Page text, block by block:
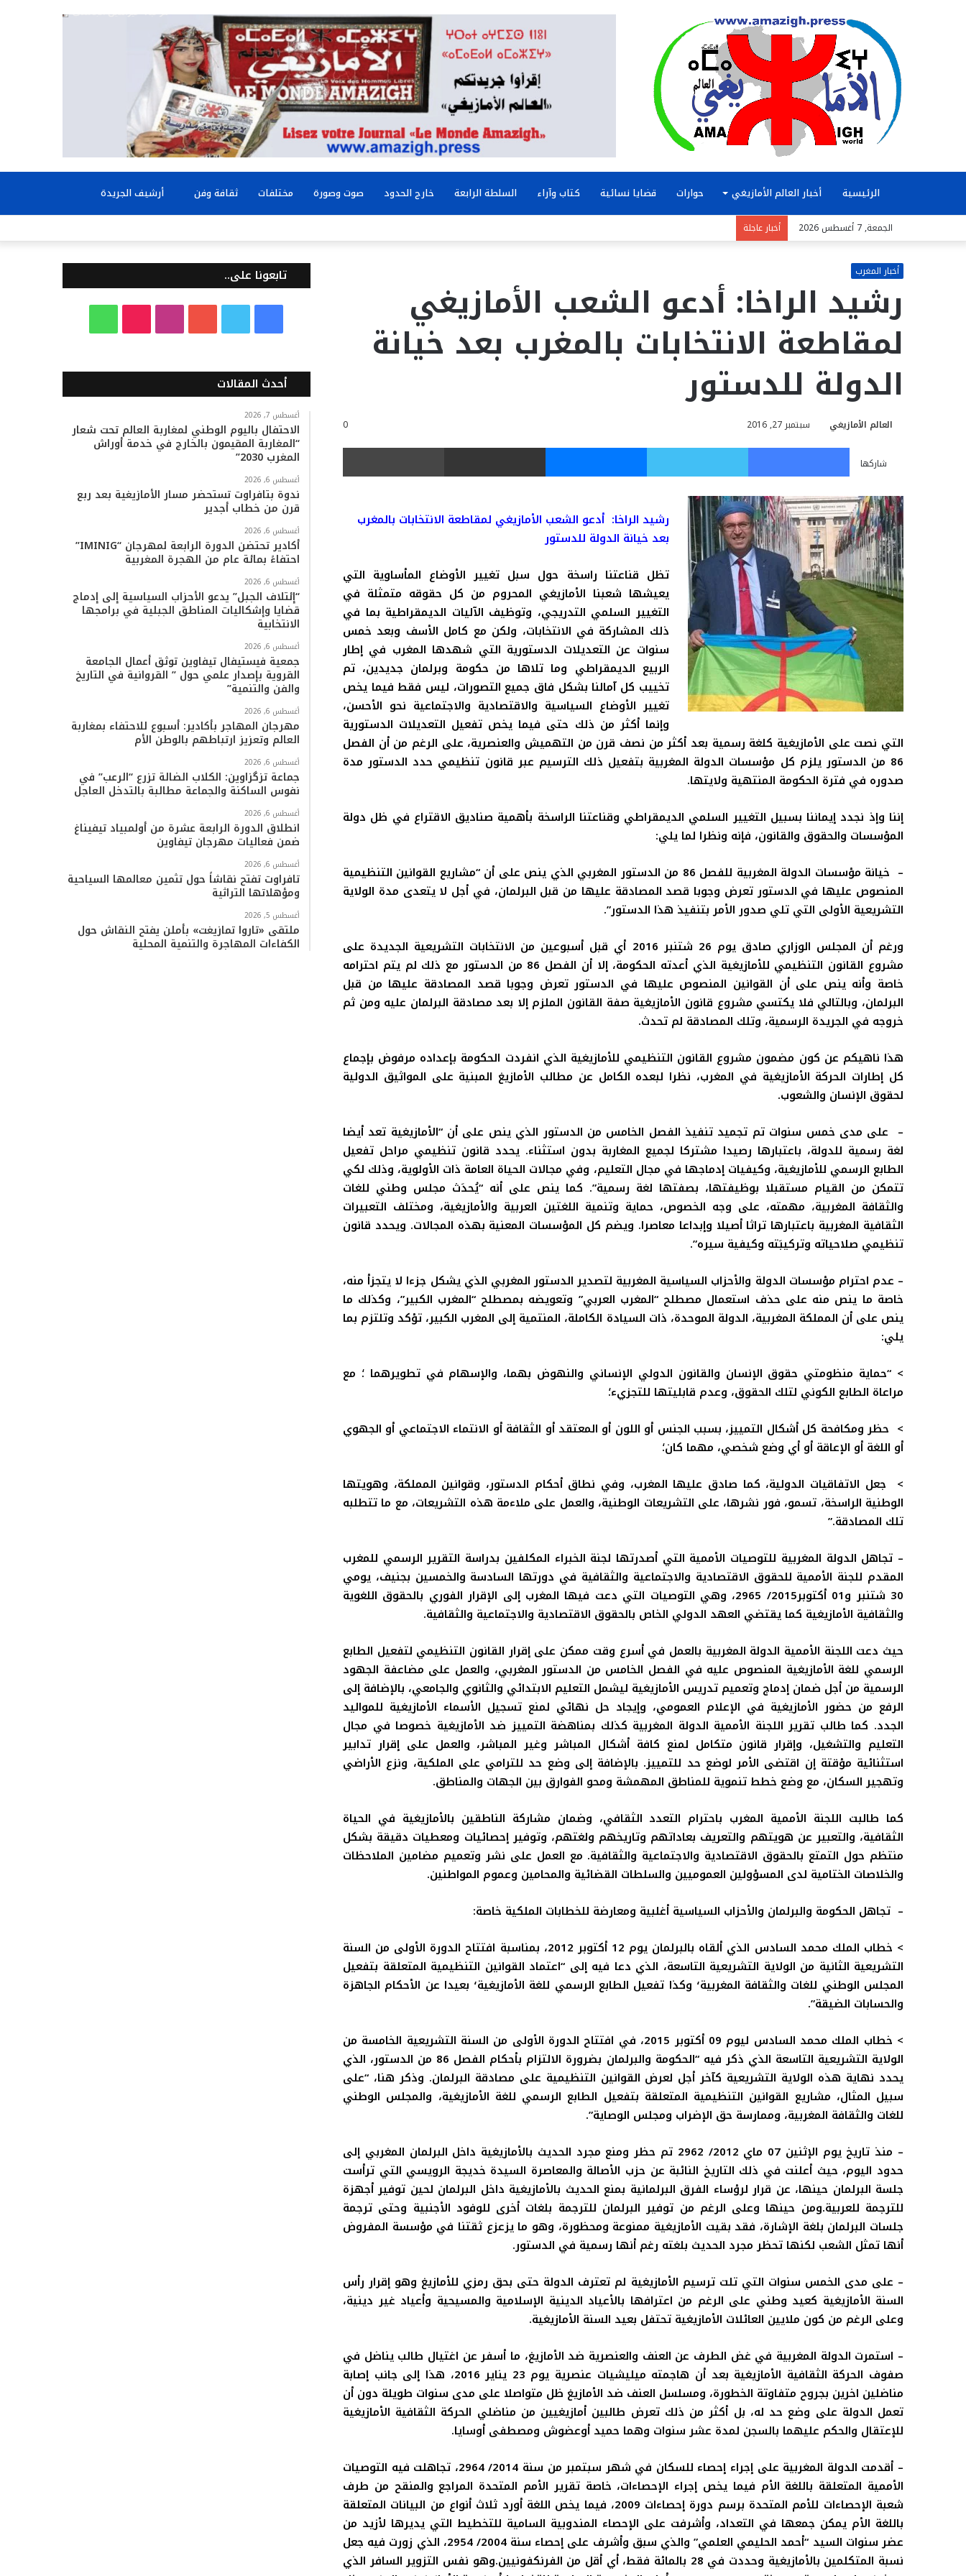
الرئيسية أخبار العالم الأمازيغي حوارات قضايا نسائية كتاب وآراء السلطة الرابعة خارج الحدود صوت وصورة مختلفات ثقافة وفن أرشيف الجريدة
عن
الجمعة, 7 أغسطس 2026 أخبار عاجلة
أخبار المغرب
رشيد الراخا: أدعو الشعب الأمازيغي
لمقاطعة الانتخابات بالمغرب بعد خيانة
الدولة للدستور
العالم الأمازيغي سبتمبر 27, 2016 0
شاركها
فيسبوك تويتر ماسنجر مشاركة عبر البريد
رشيد الراخا: أدعو الشعب الأمازيغي لمقاطعة الانتخابات بالمغرب
بعد خيانة الدولة للدستور
تظل قناعتنا راسخة حول سبل تغيير الأوضاع المأساوية التي
يعيشها شعبنا الأمازيغي المحروم من كل حقوقه متمثلة في
التغيير السلمي التدريجي، وتوظيف الآليات الديمقراطية بما في
ذلك المشاركة في الانتخابات، ولكن مع كامل الأسف وبعد خمس
سنوات عن التعديلات الدستورية التي شهدها المغرب في إطار
الربيع الديمقراطي وما تلاها من حكومة وبرلمان جديدين، تم
تخييب كل آمالنا بشكل فاق جميع التصورات، ليس فقط فيما يخص
تغيير الأوضاع السياسية والاقتصادية والاجتماعية نحو الأحسن،
وإنما أكثر من ذلك حتى فيما يخص تفعيل التعديلات الدستورية
التي نصت على الأمازيغية كلغة رسمية بعد أكثر من نصف قرن من التهميش والعنصرية، على الرغم من أن الفصل
86 من الدستور يلزم كل مؤسسات الدولة المغربية بتفعيل ذلك الترسيم عبر قانون تنظيمي حدد الدستور مدة
صدوره في فترة الحكومة المنتهية ولايتها.
إننا وإذ نجدد إيماننا بسبيل التغيير السلمي الديمقراطي وقناعتنا الراسخة بأهمية صناديق الاقتراع في ظل دولة
المؤسسات والحقوق والقانون، فإنه ونظرا لما يلي:
– خيانة
مؤسسات الدولة المغربية للفصل 86 من الدستور المغربي الذي ينص على أن “مشاريع القوانين التنظيمية
المنصوص عليها في الدستور تعرض وجوبا قصد المصادقة عليها من قبل البرلمان، في أجل لا يتعدى مدة الولاية
التشريعية الأولى التي تلي صدور الأمر بتنفيذ هذا الدستور”.
ورغم أن المجلس الوزاري
صادق يوم 26 شتنبر 2016 أي قبل أسبوعين من الانتخابات التشريعية الجديدة على
مشروع القانون التنظيمي للأمازيغية الذي أعدته الحكومة، إلا أن الفصل 86 من الدستور مع ذلك لم يتم احترامه
خاصة وأنه ينص على أن القوانين المنصوص عليها في الدستور تعرض وجوبا قصد المصادقة عليها من قبل
البرلمان، وبالتالي فلا يكتسي مشروع قانون الأمازيغية صفة القانون الملزم إلا بعد مصادقة البرلمان عليه ومن ثم
خروجه في الجريدة الرسمية، وتلك المصادقة لم تحدث.
هذا ناهيكم عن كون مضمون مشروع القانون التنظيمي للأمازيغية الذي انفردت الحكومة بإعداده مرفوض بإجماع
كل إطارات الحركة الأمازيغية في المغرب، نظرا لبعده الكامل عن مطالب الأمازيغ المبنية على المواثيق الدولية
لحقوق الإنسان والشعوب.
– على مدى خمس سنوات تم تجميد تنفيذ الفصل الخامس من الدستور الذي ينص على أن “الأمازيغية تعد أيضا
لغة رسمية للدولة، باعتبارها رصيدا مشتركا لجميع المغاربة بدون استثناء. يحدد قانون تنظيمي مراحل تفعيل
الطابع الرسمي للأمازيغية، وكيفيات إدماجها في مجال التعليم، وفي مجالات الحياة العامة ذات الأولوية، وذلك لكي
تتمكن من القيام مستقبلا بوظيفتها، بصفتها لغة رسمية”. كما ينص على أنه “يُحدَث مجلس وطني للغات
والثقافة المغربية، مهمته، على وجه الخصوص، حماية وتنمية اللغتين العربية والأمازيغية، ومختلف التعبيرات
الثقافية المغربية باعتبارها تراثا أصيلا وإبداعا معاصرا. ويضم كل المؤسسات المعنية بهذه المجالات. ويحدد قانون
تنظيمي صلاحياته وتركيبَته وكيفية سيره”.
– عدم احترام مؤسسات الدولة والأحزاب السياسية المغربية لتصدير الدستور المغربي الذي يشكل جزءا لا يتجزأ منه،
خاصة ما ينص منه على حذف استعمال مصطلح “المغرب العربي” وتعويضه بمصطلح “المغرب الكبير”، وكذلك ما
ينص على أن المملكة المغربية، الدولة الموحدة، ذات السيادة الكاملة، المنتمية إلى المغرب الكبير، تؤكد وتلتزم بما
يلي:
> “حماية منظومتي حقوق الإنسان والقانون الدولي الإنساني والنهوض بهما، والإسهام في تطويرهما ؛ مع
مراعاة الطابع الكوني لتلك الحقوق، وعدم قابليتها للتجزيء؛
> حظر ومكافحة كل أشكال التمييز، بسبب الجنس أو اللون أو المعتقد أو الثقافة أو الانتماء الاجتماعي أو الجهوي
أو اللغة أو الإعاقة أو أي وضع شخصي، مهما كان؛
> جعل الاتفاقيات الدولية، كما صادق عليها المغرب، وفي نطاق أحكام الدستور، وقوانين المملكة، وهويتها
الوطنية الراسخة، تسمو، فور نشرها، على التشريعات الوطنية، والعمل على ملاءمة هذه التشريعات، مع ما تتطلبه
تلك المصادقة.”
– تجاهل الدولة المغربية للتوصيات الأممية التي أصدرتها لجنة الخبراء المكلفين بدراسة التقرير الرسمي للمغرب
المقدم للجنة الأممية للحقوق الاقتصادية والاجتماعية والثقافية في دورتها السادسة والخمسين بجنيف، يومي
30 شتنبر و01 أكتوبر2015/ 2965، وهي التوصيات التي دعت فيها المغرب إلى الإقرار الفوري بالحقوق اللغوية
والثقافية الأمازيغية كما يقتضي العهد الدولي الخاص بالحقوق الاقتصادية والاجتماعية والثقافية.
حيث دعت اللجنة الأممية الدولة المغربية بالعمل في أسرع وقت ممكن على إقرار القانون التنظيمي لتفعيل الطابع
الرسمي للغة الأمازيغية المنصوص عليه في الفصل الخامس من الدستور المغربي، والعمل على مضاعفة الجهود
الرسمية من أجل ضمان إدماج وتعميم تدريس الأمازيغية ليشمل التعليم الابتدائي والثانوي والجامعي، بالإضافة إلى
الرفع من حضور الأمازيغية في الإعلام العمومي، وإيجاد حل نهائي لمنع تسجيل الأسماء الأمازيغية للمواليد
الجدد. كما طالب تقرير اللجنة الأممية الدولة المغربية كذلك بمناهضة التمييز ضد الأمازيغية خصوصا في مجال
التعليم والتشغيل، وإقرار قانون متكامل لمنع كافة أشكال المباشر وغير المباشر، والعمل على إقرار تدابير
استثنائية مؤقتة إن اقتضى الأمر لوضع حد للتمييز. بالإضافة إلى وضع حد للترامي على الملكية، ونزع الأراضي
وتهجير السكان، مع وضع خطط تنموية للمناطق المهمشة ومحو الفوارق بين الجهات والمناطق.
كما طالبت اللجنة الأممية المغرب باحترام التعدد الثقافي، وضمان مشاركة الناطقين بالأمازيغية في الحياة
الثقافية، والتعبير عن هويتهم والتعريف بعاداتهم وتاريخهم ولغتهم، وتوفير إحصائيات ومعطيات دقيقة بشكل
منتظم حول التمتع بالحقوق الاقتصادية والاجتماعية والثقافية. مع العمل على نشر وتعميم مضامين الملاحظات
والخلاصات الختامية لدى المسؤولين العموميين والسلطات القضائية والمحامين وعموم المواطنين.
– تجاهل الحكومة والبرلمان والأحزاب السياسية أغلبية ومعارضة للخطابات الملكية خاصة:
>
خطاب الملك محمد السادس الذي ألقاه بالبرلمان يوم 12 أكتوبر 2012، بمناسبة افتتاح الدورة الأولى من السنة
التشريعية الثانية من الولاية التشريعية التاسعة، الذي دعا فيه إلى “اعتماد القوانين التنظيمية المتعلقة بتفعيل
المجلس الوطني للغات والثقافة المغربية٬ وكذا تفعيل الطابع الرسمي للغة الأمازيغية٬ بعيدا عن الأحكام الجاهزة
والحسابات الضيقة”.
>
خطاب الملك محمد السادس ليوم 09 أكتوبر 2015، في افتتاح الدورة الأولى من السنة التشريعية الخامسة من
الولاية التشريعية التاسعة الذي ذكر فيه “الحكومة والبرلمان بضرورة الالتزام بأحكام الفصل 86 من الدستور، الذي
يحدد نهاية هذه الولاية التشريعية كآخر أجل لعرض القوانين التنظيمية على مصادقة البرلمان. وذكر هنا، “على
سبيل المثال، مشاريع القوانين التنظيمية المتعلقة بتفعيل الطابع الرسمي للغة الأمازيغية، والمجلس الوطني
للغات والثقافة المغربية، وممارسة حق الإضراب ومجلس الوصاية”.
– منذ تاريخ يوم الإثنين 07 ماي 2012/ 2962 تم حظر ومنع مجرد الحديث بالأمازيغية داخل البرلمان المغربي إلى
حدود اليوم، حيث أعلنت في ذلك التاريخ النائبة عن حزب الأصالة والمعاصرة السيدة خديجة الرويسي التي ترأست
جلسة البرلمان حينها، عن قرار لرؤساء الفرق البرلمانية بمنع الحديث بالأمازيغية داخل البرلمان لحين توفير أجهزة
للترجمة للعربية.ومن حينها وعلى الرغم من توفير البرلمان للترجمة بلغات أخرى للوفود الأجنبية وحتى ترجمة
جلسات البرلمان بلغة الإشارة، فقد بقيت الأمازيغية ممنوعة ومحظورة، وهو ما يزعزع ثقتنا في مؤسسة المفروض
أنها تمثل الشعب لكنها تحظر مجرد الحديث بلغته رغم أنها رسمية في الدستور.
– على مدى الخمس سنوات التي تلت ترسيم الأمازيغية لم تعترف الدولة حتى بحق رمزي للأمازيغ وهو إقرار رأس
السنة الأمازيغية كعيد وطني على الرغم من اعترافها بالأعياد الدينية الإسلامية والمسيحية وأعياد غير دينية،
وعلى الرغم من كون ملايين العائلات الأمازيغية تحتفل بعيد السنة الأمازيغية.
– استمرت الدولة المغربية في غض الطرف عن العنف والعنصرية ضد الأمازيغ، ما أسفر عن اغتيال طالب يناضل في
صفوف الحركة الثقافية الأمازيغية بعد أن هاجمته ميليشيات عنصرية يوم 23 يناير 2016، هذا إلى جانب إصابة
مناضلين اخرين بجروح متفاوتة الخطورة، ومسلسل العنف ضد الأمازيغ ظل متواصلا على مدى سنوات طويلة دون أن
تعمل الدولة على وضع حد له، بل أكثر من ذلك تعرض طالبين أمازيغيين من مناضلي الحركة الثقافية الأمازيغية
للإعتقال والحكم عليهما بالسجن لمدة عشر سنوات وهما حميد أوعضوش ومصطفى أوسايا.
– أقدمت الدولة المغربية على إجراء إحصاء للسكان في شهر سبتمبر من سنة 2014/ 2964، تجاهلت فيه التوصيات
الأممية المتعلقة باللغة الأم فيما يخص إجراء الإحصاءات، خاصة تقرير الأمم المتحدة المراجع والمنقح من طرف
شعبة الإحصاءات للأمم المتحدة برسم دورة إحصاءات 2009، فيما يخص اللغة أورد ثلاث أنواع من البيانات المتعلقة
باللغة الأم يمكن جمعها في التعداد، وأشرفت على الإحصاء المندوبية السامية للتخطيط التي يديرها لأزيد من
عضر سنوات السيد “أحمد الحليمي العلمي” والذي سبق وأشرف على إحصاء سنة 2004/ 2954، الذي زورت فيه جعل
نسبة المتكلمين بالأمازيغية وحددت في 28 بالمائة فقط، أي أقل من الفرنكفونيين
.وهو نفس التزوير السافر الذي
تابعونا على..
س
ب
و
ك
ي
ت
ر
ت
ي
و
س
ت
ق
k
T
o
ت
س
ا
أحدث المقالات
أغسطس 7, 2026
الاحتفال باليوم الوطني لمغاربة العالم تحت شعار
“المغاربة المقيمون بالخارج في خدمة أوراش
المغرب 2030”
أغسطس 6, 2026
ندوة بتافراوت تستحضر مسار الأمازيغية بعد ربع
قرن من خطاب أجدير
أغسطس 6, 2026
أكادير تحتضن الدورة الرابعة لمهرجان “IMINIG”
احتفاءً بمائة عام من الهجرة المغربية
أغسطس 6, 2026
“إئتلاف الجبل” يدعو الأحزاب السياسية إلى إدماج
قضايا وإشكاليات المناطق الجبلية في برامجها
الانتخابية
أغسطس 6, 2026
جمعية فيستيفال تيفاوين توثق أعمال الجامعة
القروية بإصدار علمي حول ” القروانية في التاريخ
والفن والتنمية”
أغسطس 6, 2026
مهرجان المهاجر بأكادير: أسبوع للاحتفاء بمغاربة
العالم وتعزيز ارتباطهم بالوطن الأم
أغسطس 6, 2026
جماعة تزگزاوين: الكلاب الضالة تزرع “الرعب” في
نفوس الساكنة والجماعة مطالبة بالتدخل العاجل
أغسطس 6, 2026
انطلاق الدورة الرابعة عشرة من أولمبياد تيفيناغ
ضمن فعاليات مهرجان تيفاوين
أغسطس 6, 2026
تافراوت تفتح نقاشاً حول تثمين معالمها السياحية
ومؤهلاتها التراثية
أغسطس 5, 2026
ملتقى «تاروا تمازيغت» بأملن يفتح النقاش حول
الكفاءات المهاجرة والتنمية المحلية